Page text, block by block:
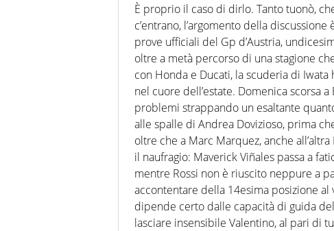
È proprio il caso di dirlo. Tanto tuonò,
c’entrano, l’argomento della
prove ufficiali del Gp d’Austria,
oltre a metà percorso di una stagione
con Honda e Ducati, la scuderia di
nel cuore dell’estate. Domenica scorsa
problemi strappando un esaltante
alle spalle di Andrea Dovizioso, prima
oltre che a Marc Marquez, anche
il naufragio: Maverick Viñales passa a
mentre Rossi non è riuscito neppure a
accontentare della 14esima posizione
dipende certo dalle capacità di guida
lasciare insensibile Valentino, al pari di